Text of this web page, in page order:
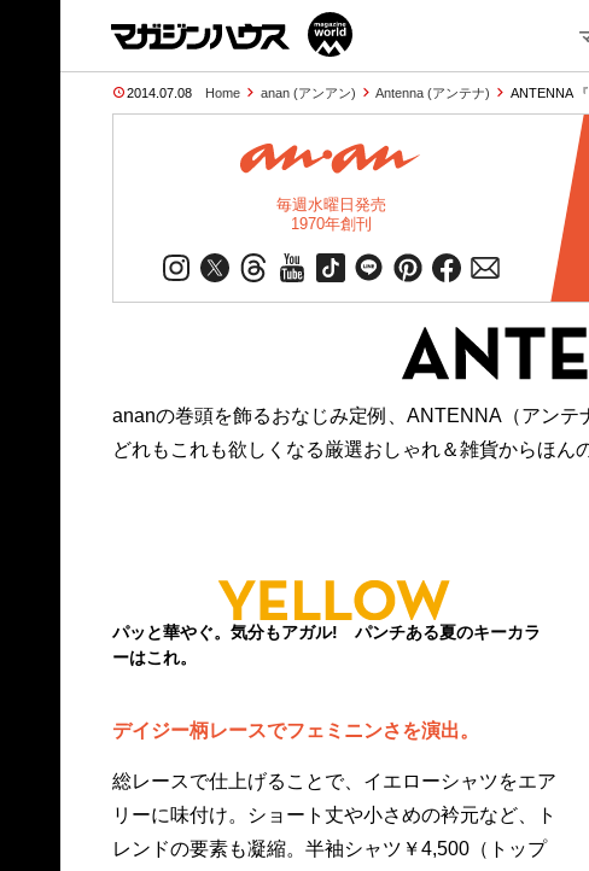
2014.07.08 Home anan (アンアン) Antenna (アンテナ) ANTENNA
毎週水曜日発売
1970年創刊
ananの巻頭を飾るおなじみ定例、ANTENNA（アンテ
どれもこれも欲しくなる厳選おしゃれ＆雑貨からほん
パッと華やぐ。気分もアガル! パンチある夏のキーカラ
ーはこれ。
デイジー柄レースでフェミニンさを演出。
総レースで仕上げることで、イエローシャツをエア
リーに味付け。ショート丈や小さめの衿元など、ト
レンドの要素も凝縮。半袖シャツ￥4,500（トップ